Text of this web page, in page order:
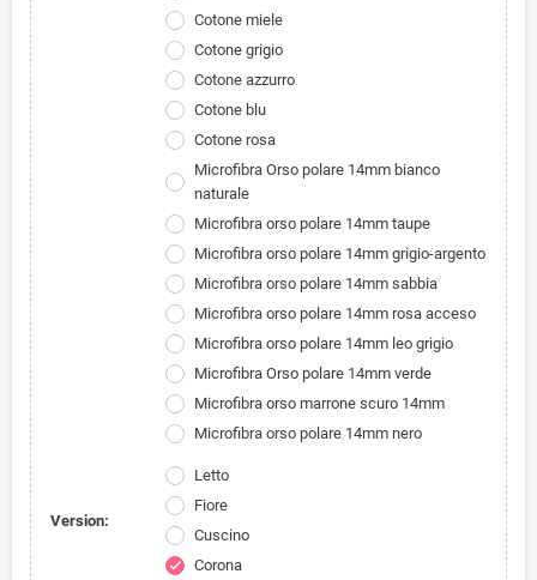
Cotone miele
Cotone grigio
Cotone azzurro
Cotone blu
Cotone rosa
Microfibra Orso polare 14mm bianco
naturale
Microfibra orso polare 14mm taupe
Microfibra orso polare 14mm grigio-argento
Microfibra orso polare 14mm sabbia
Microfibra orso polare 14mm rosa acceso
Microfibra orso polare 14mm leo grigio
Microfibra Orso polare 14mm verde
Microfibra orso marrone scuro 14mm
Microfibra orso polare 14mm nero
Version:
Letto
Fiore
Cuscino
check Corona